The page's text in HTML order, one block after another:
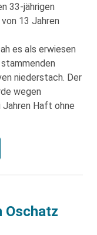
33-jährigen
13 Jahren
es als erwiesen
niederstach. Der
wegen
Haft ohne
Oschatz